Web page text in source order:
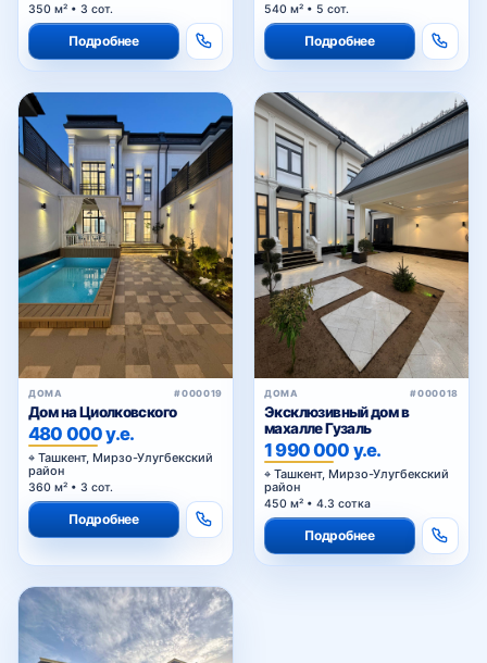
350 м² • 3 сот.
Подробнее
540 м² • 5 сот.
Подробнее
ДОМА #000019
Дом на Циолковского
480 000 у.е.
Ташкент, Мирзо-Улугбекский
район
360 м² • 3 сот.
Подробнее
ДОМА #000018
Эксклюзивный дом в
махалле Гузаль
1 990 000 у.е.
Ташкент, Мирзо-Улугбекский
район
450 м² • 4.3 сотка
Подробнее